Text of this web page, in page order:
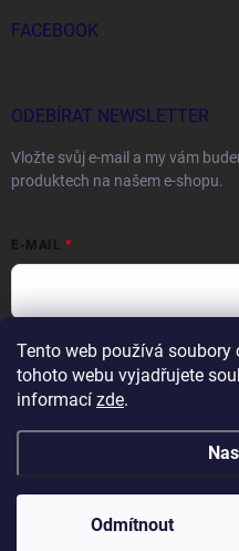
Tento web používá
tohoto webu vyjadřujete
informací zde.
Odmítnout
FACEBOOK
ODEBÍRAT NEWSLETTER
Vložte svůj e-mail a my vám
produktech na našem e-shopu.
E-MAIL
Vložením e-mailu souhlasíte s
Přihlásit se
Copyright 2026